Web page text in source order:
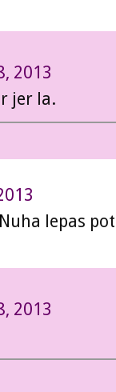
2013
jer la.
lepas
2013